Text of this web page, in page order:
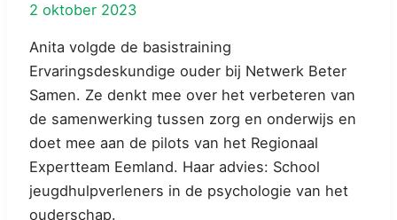
2 oktober 2023
Anita volgde de basistraining
Ervaringsdeskundige ouder bij Netwerk Beter
Samen. Ze denkt mee over het verbeteren van
de samenwerking tussen zorg en onderwijs en
doet mee aan de pilots van het Regionaal
Expertteam Eemland. Haar advies: School
jeugdhulpverleners in de psychologie van het
ouderschap.